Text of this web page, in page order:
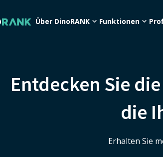
Über DinoRANK Funktionen
Entdecken Sie
die
Erhalten Sie